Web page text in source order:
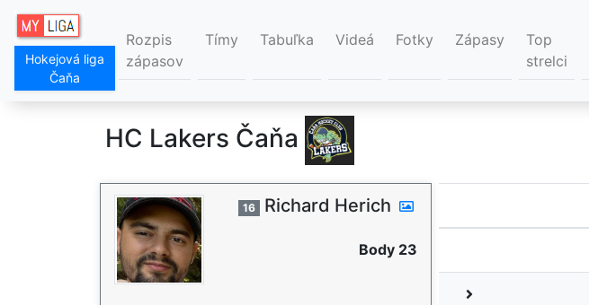
Hokejová liga
Čaňa
Rozpis
zápasov
Tímy Tabuľka Videá Fotky Zápasy
Top
strelci
HC Lakers Čaňa
16 Richard Herich
Body 23